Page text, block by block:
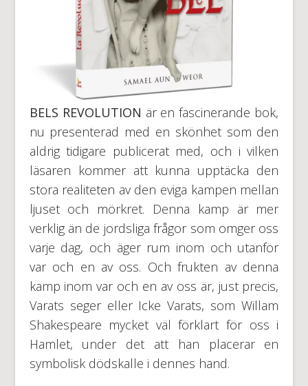
BELS REVOLUTION är en fascinerande bok,
nu presenterad med en skönhet som den
aldrig tidigare publicerat med, och i vilken
läsaren kommer att kunna upptäcka den
stora realiteten av den eviga kampen mellan
ljuset och mörkret. Denna kamp är mer
verklig än de jordsliga frågor som omger oss
varje dag, och äger rum inom och utanför
var och en av oss. Och frukten av denna
kamp inom var och en av oss är, just precis,
Varats seger eller Icke Varats, som Willam
Shakespeare mycket väl förklart för oss i
Hamlet, under det att han placerar en
symbolisk dödskalle i dennes hand.